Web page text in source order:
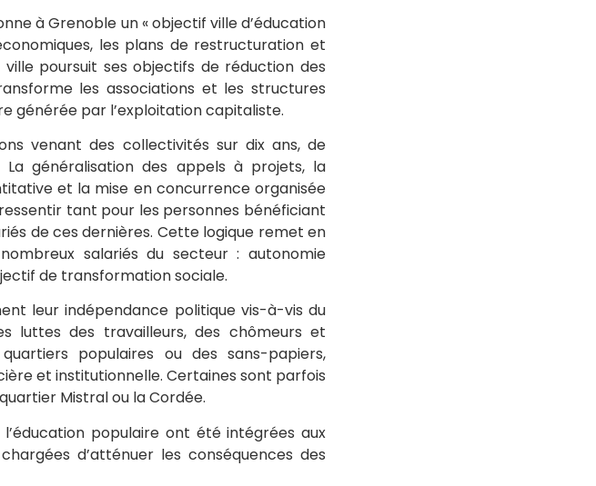
à Grenoble un « objectif ville d’éducation
les plans de restructuration et
poursuit ses objectifs de réduction des
les associations et les structures
générée par l’exploitation capitaliste.
venant des collectivités sur dix ans, de
généralisation des appels à projets, la
et la mise en concurrence organisée
tant pour les personnes bénéficiant
de ces dernières. Cette logique remet en
salariés du secteur : autonomie
de transformation sociale.
leur indépendance politique vis-à-vis du
luttes des travailleurs, des chômeurs et
populaires ou des sans-papiers,
et institutionnelle. Certaines sont parfois
Mistral ou la Cordée.
populaire ont été intégrées aux
d’atténuer les conséquences des